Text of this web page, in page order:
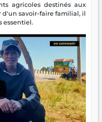
agricoles destinés aux
savoir-faire familial, il
essentiel.